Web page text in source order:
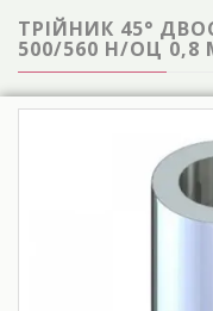
ТРІЙНИК 45°
500/560 Н/ОЦ 0,8